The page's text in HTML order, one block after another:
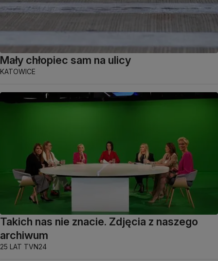
Mały chłopiec sam na ulicy
KATOWICE
Takich nas nie znacie. Zdjęcia z naszego
archiwum
25 LAT TVN24